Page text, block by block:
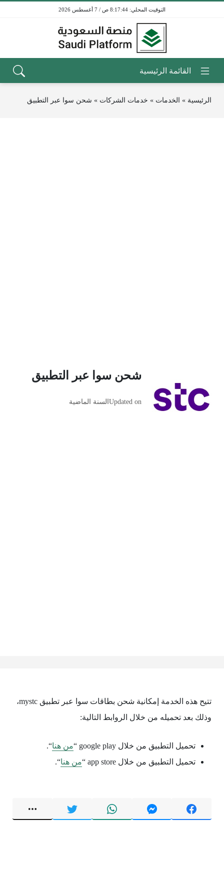
8:17:44 ص / 7 أغسطس 2026
الرئيسية » الخدمات » خدمات الشركات » شحن سوا عبر التطبيق
شحن سوا عبر التطبيق
Updated on السنة الماضية
تتيح هذه الخدمة إمكانية شحن بطاقات سوا عبر تطبيق mystc،
وذلك بعد تحميله من خلال الروابط التالية:
تحميل التطبيق من خلال google play “ من هنا“.
تحميل التطبيق من خلال app store “
من هنا“.